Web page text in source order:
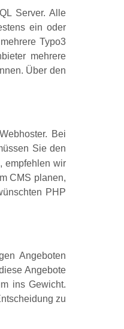
Server. Alle
ein oder
Typo3
mehrere
Über den
Bei
Sie den
empfehlen wir
CMS planen,
PHP
Angeboten
Angebote
ins Gewicht.
zu